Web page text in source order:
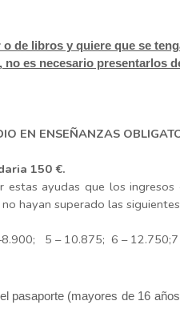
de libros y quiere que se
es necesario presentarlos
EN ENSEÑANZAS
150 €.
estas ayudas que los
hayan superado las
5 – 10.875; 6 – 12.750;
pasaporte (mayores de 16